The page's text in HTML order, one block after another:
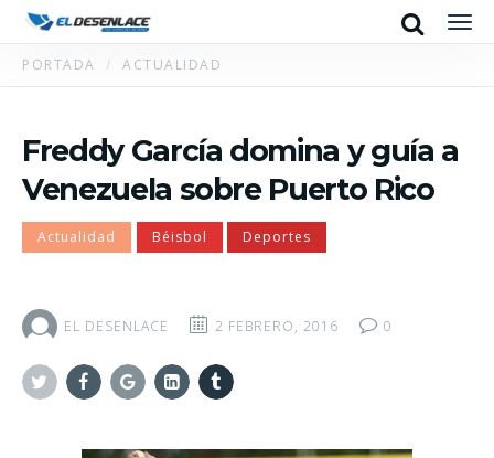
Search
PORTADA ACTUALIDAD
Freddy García domina y guía a
Venezuela sobre Puerto Rico
Actualidad Béisbol Deportes
EL DESENLACE 2 FEBRERO, 2016 0